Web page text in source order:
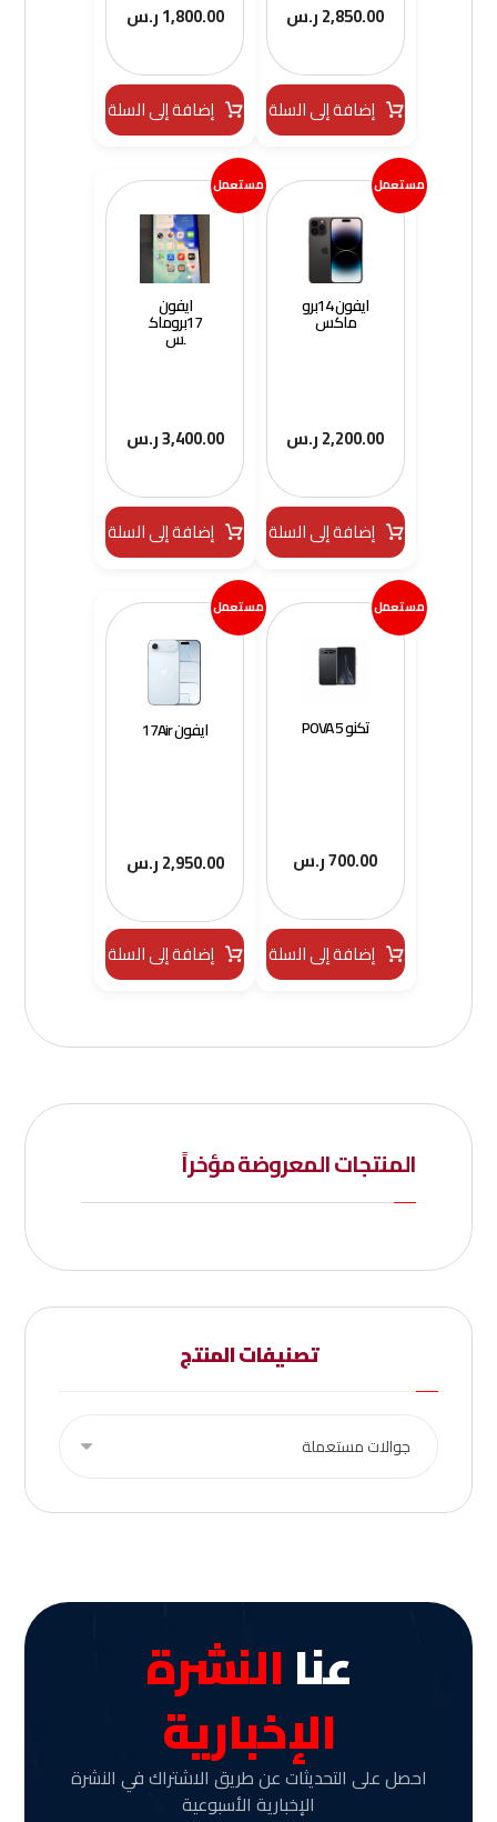
2,850.00ر.س
إضافة إلى السلة
1,800.00ر.س
إضافة إلى السلة
مستعمل
ايفون 14برو
ماكس
2,200.00ر.س
إضافة إلى السلة
مستعمل
ايفون
17بروماك
س
3,400.00ر.س
إضافة إلى السلة
مستعمل
تكنو POVA 5
700.00ر.س
إضافة إلى السلة
مستعمل
ايفون 17Air
2,950.00ر.س
إضافة إلى السلة
المنتجات المعروضة مؤخراً
تصنيفات المنتج
عناالنشرة
الإخبارية
احصل على التحديثات عن طريق الاشتراك في النشرة
الإخبارية الأسبوعية